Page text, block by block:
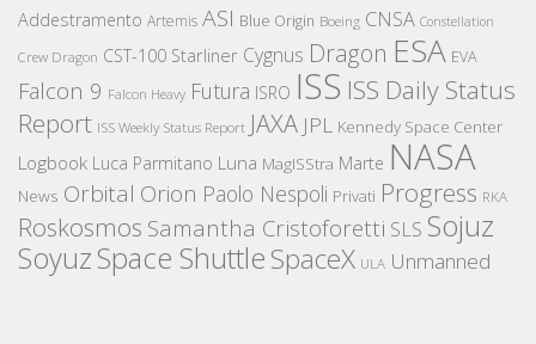
Addestramento Artemis ASI Blue Origin Boeing CNSA Constellation
Crew Dragon CST-100 Starliner Cygnus Dragon ESA EVA
Falcon 9 Falcon Heavy Futura ISRO ISS ISS Daily Status
Report ISS Weekly Status Report JAXA JPL Kennedy Space Center
Logbook Luca Parmitano Luna MagISStra Marte NASA
News Orbital Orion Paolo Nespoli Privati Progress RKA
Roskosmos Samantha Cristoforetti SLS Sojuz
SoyuzSpace ShuttleSpaceX ULA Unmanned